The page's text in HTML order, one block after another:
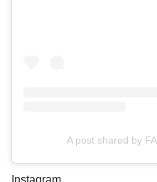
A post shared by
Instagram